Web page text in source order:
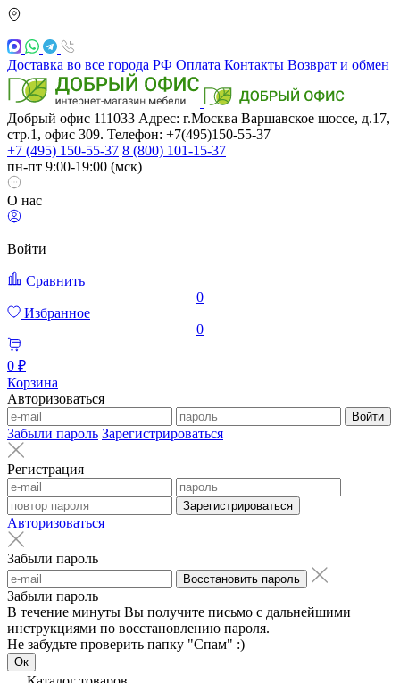
Доставка во все города РФ Оплата Контакты Возврат и обмен
Добрый офис 111033 Адрес: г.Москва Варшавское шоссе, д.17,
стр.1, офис 309. Телефон: +7(495)150-55-37
+7 (495) 150-55-37 8 (800) 101-15-37
пн-пт 9:00-19:00 (мск)
О нас
Войти
Сравнить
0
Избранное
0
0 ₽
Корзина
Авторизоваться
Войти
Забыли пароль Зарегистрироваться
Регистрация
Зарегистрироваться
Авторизоваться
Забыли пароль
Восстановить пароль
Забыли пароль
В течение минуты Вы получите письмо с дальнейшими
инструкциями по восстановлению пароля.
Не забудьте проверить папку "Спам" :)
Ок